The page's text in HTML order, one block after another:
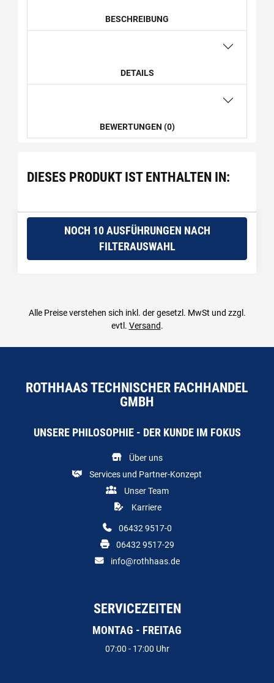
BESCHREIBUNG
DETAILS
BEWERTUNGEN (0)
DIESES PRODUKT IST ENTHALTEN IN:
NOCH 10 AUSFÜHRUNGEN NACH
FILTERAUSWAHL
Alle Preise verstehen sich inkl. der gesetzl. MwSt und zzgl.
evtl. Versand.
ROTHHAAS TECHNISCHER FACHHANDEL
GMBH
UNSERE PHILOSOPHIE - DER KUNDE IM FOKUS
Über uns
Services und Partner-Konzept
Unser Team
Karriere
06432 9517-0
06432 9517-29
info@rothhaas.de
SERVICEZEITEN
MONTAG - FREITAG
07:00 - 17:00 Uhr